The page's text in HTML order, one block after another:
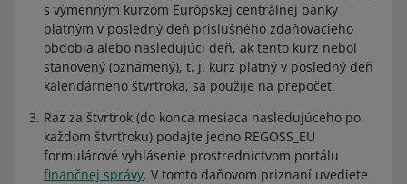
s výmenným kurzom Európskej centrálnej banky
platným v posledný deň príslušného zdaňovacieho
obdobia alebo nasledujúci deň, ak tento kurz nebol
stanovený (oznámený), t. j. kurz platný v posledný deň
kalendárneho štvrťroka, sa použije na prepočet.
Raz za štvrťrok (do konca mesiaca nasledujúceho po
každom štvrťroku) podajte jedno REGOSS_EU
formulárové vyhlásenie prostredníctvom portálu
finančnej správy. V tomto daňovom priznaní uvediete